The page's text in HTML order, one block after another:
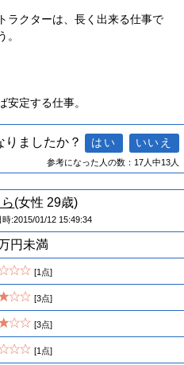
ラクターは、長く出来る仕事で
。
安定する仕事。
りましたか？
参考になった人の数：17人中13人
(女性 29歳)
時:2015/01/12 15:49:34
円未満
[1点]
[3点]
[3点]
[1点]